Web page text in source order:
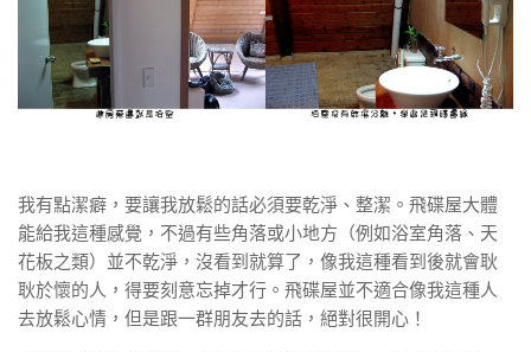
我有點潔癖，要讓我放鬆的話必須要乾淨、整潔。飛碟屋大體
能給我這種感覺，不過有些角落或小地方（例如浴室角落、天
花板之類）並不乾淨，沒看到就算了，像我這種看到後就會耿
耿於懷的人，得要刻意忘掉才行。飛碟屋並不適合像我這種人
去放鬆心情，但是跟一群朋友去的話，絕對很開心！